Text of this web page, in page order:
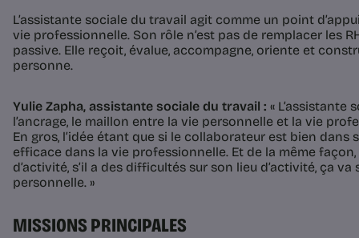
L’assistante sociale du travail agit comme un point
vie professionnelle. Son rôle n’est pas de remplacer les
passive. Elle reçoit, évalue, accompagne, oriente et
personne.
Yulie Zapha, assistante sociale du travail : « L’assistante
l’ancrage, le maillon entre la vie personnelle et la vie
En gros, l’idée étant que si le collaborateur est bien dans
efficace dans la vie professionnelle. Et de la même façon,
d’activité, s’il a des difficultés sur son lieu d’activité, ça
personnelle. »
MISSIONS PRINCIPALES